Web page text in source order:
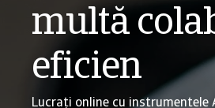
multă
eficien
Lucrați online cu